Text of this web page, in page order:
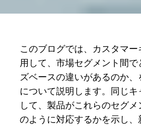
このブログでは、カスタマ
用して、市場セグメント間
ズベースの違いがあるのか
について説明します。同じキ
して、製品がこれらのセグ
のように対応するかを示し